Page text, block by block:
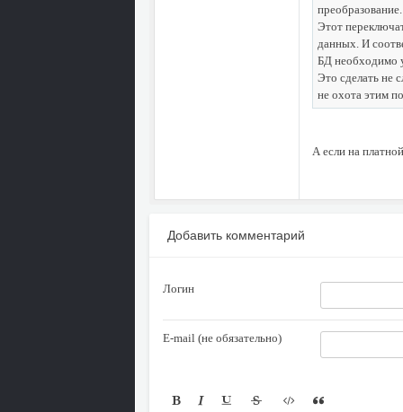
преобразование.
Этот
данных. И
БД необходимо
Это сделать не
не охота этим
А если на
Добавить комментарий
Логин
E-mail (не обязательно)